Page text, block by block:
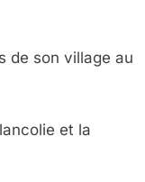
de son village au
et la